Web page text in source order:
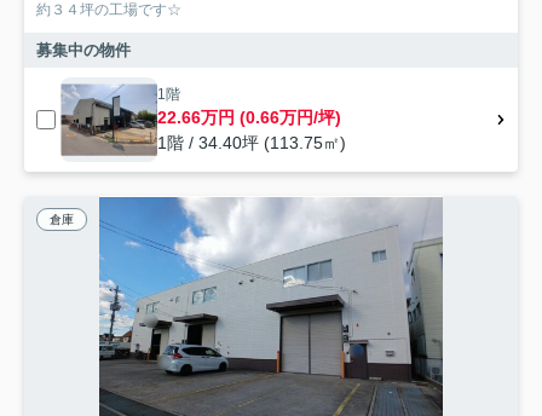
約３４坪の工場です☆
募集中の物件
1階
22.66万円 (0.66万円/坪)
1階 / 34.40坪 (113.75㎡)
倉庫